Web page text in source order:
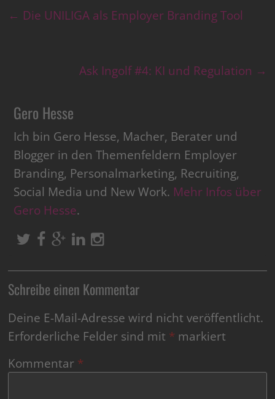
← Die UNILIGA als Employer Branding Tool
Ask Ingolf #4: KI und Regulation →
Gero Hesse
Ich bin Gero Hesse, Macher, Berater und
Blogger in den Themenfeldern Employer
Branding, Personalmarketing, Recruiting,
Social Media und New Work. Mehr Infos über
Gero Hesse.
Schreibe einen Kommentar
Deine E-Mail-Adresse wird nicht veröffentlicht.
Erforderliche Felder sind mit * markiert
Kommentar *